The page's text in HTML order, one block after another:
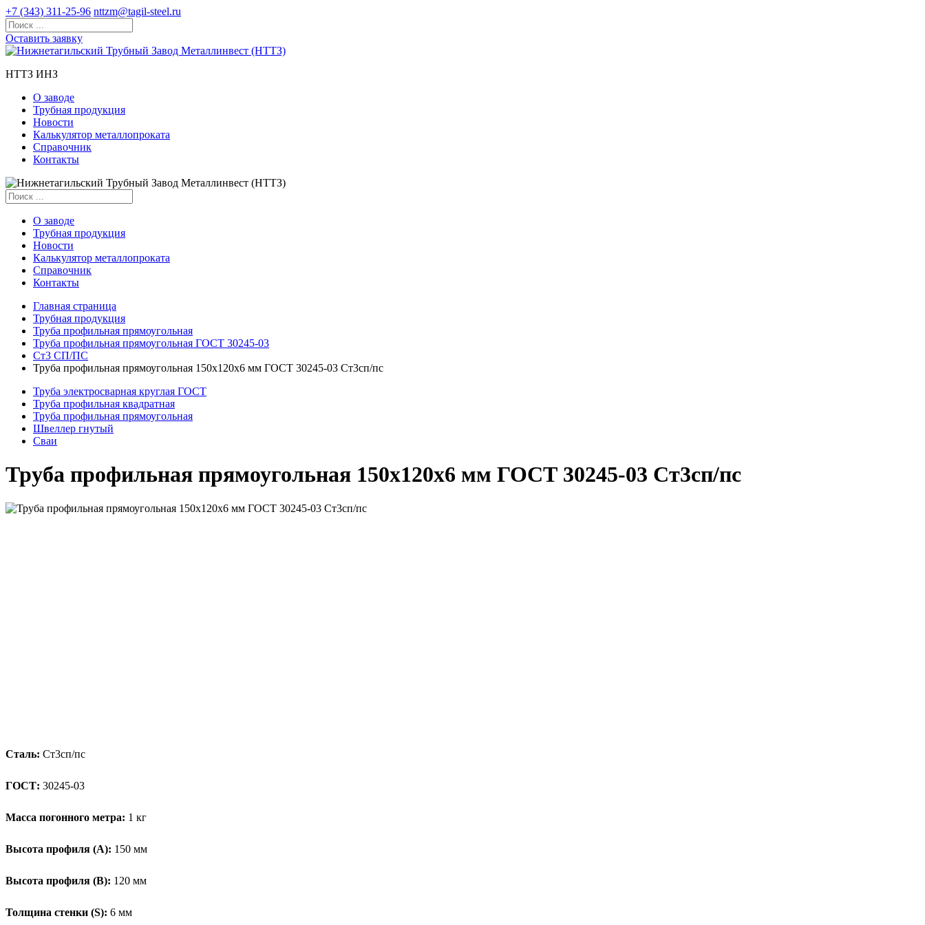
+7 (343) 311-25-96 nttzm@tagil-steel.ru
Оставить заявку
НТТЗ ИНЗ
О заводе
Трубная продукция
Новости
Калькулятор металлопроката
Справочник
Контакты
О заводе
Трубная продукция
Новости
Калькулятор металлопроката
Справочник
Контакты
Главная страница
Трубная продукция
Труба профильная прямоугольная
Труба профильная прямоугольная ГОСТ 30245-03
Ст3 СП/ПС
Труба профильная прямоугольная 150x120x6 мм ГОСТ 30245-03 Ст3сп/пс
Труба электросварная круглая ГОСТ
Труба профильная квадратная
Труба профильная прямоугольная
Швеллер гнутый
Сваи
Труба профильная прямоугольная 150x120x6 мм ГОСТ 30245-03 Ст3сп/пс
Сталь: Ст3сп/пс
ГОСТ: 30245-03
Масса погонного метра: 1 кг
Высота профиля (А): 150 мм
Высота профиля (B): 120 мм
Толщина стенки (S): 6 мм